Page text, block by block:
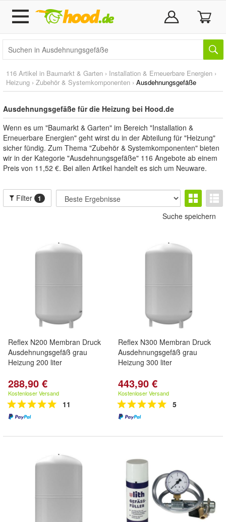
116 Artikel in Baumarkt & Garten › Installation & Erneuerbare Energien ›
Heizung › Zubehör & Systemkomponenten › Ausdehnungsgefäße
Ausdehnungsgefäße für die Heizung bei Hood.de
Wenn es um "Baumarkt & Garten" im Bereich "Installation &
Erneuerbare Energien" geht wirst du in der Abteilung für "Heizung"
sicher fündig. Zum Thema "Zubehör & Systemkomponenten" bieten
wir in der Kategorie "Ausdehnungsgefäße" 116 Angebote ab einem
Preis von 11,52 €. Bei allen Artikel handelt es sich um Neuware.
Filter 1
Suche speichern
Reflex N200 Membran Druck
Ausdehnungsgefäß grau
Heizung 200 liter
288,90 €
Kostenloser Versand
11
Reflex N300 Membran Druck
Ausdehnungsgefäß grau
Heizung 300 liter
443,90 €
Kostenloser Versand
5